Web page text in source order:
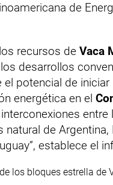
de
recursos de Vaca
desarrollos
potencial de iniciar
energética en el
entre
de Argentina,
establece el